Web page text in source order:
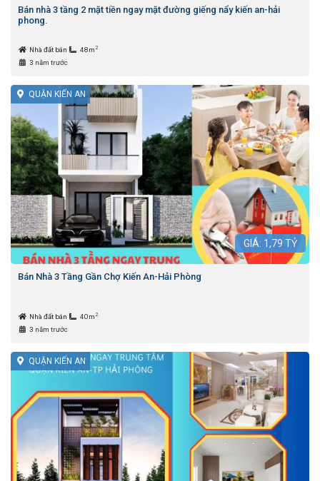
Bán nhà 3 tầng 2 mặt tiền ngay mặt đường giếng nẩy kiến an-hải
phong.
Nhà đất bán 48m 2
3 năm trước
QUẬN KIẾN AN
GIÁ: 1,79 TỶ
Bán Nhà 3 Tầng Gần Chợ Kiến An-Hải Phòng
Nhà đất bán 40m 2
3 năm trước
QUẬN KIẾN AN